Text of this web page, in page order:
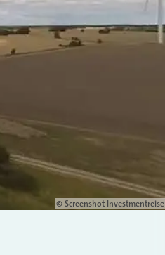
© Screenshot Investmentreise